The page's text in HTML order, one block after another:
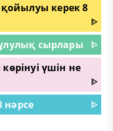
керек 8
ᐈ
сырлары
ᐈ
үшін не
ᐈ
нәрсе
ᐈ